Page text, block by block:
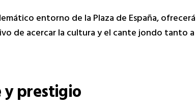
entorno de la Plaza de España,
de acercar la cultura y el cante jondo tanto
y prestigio